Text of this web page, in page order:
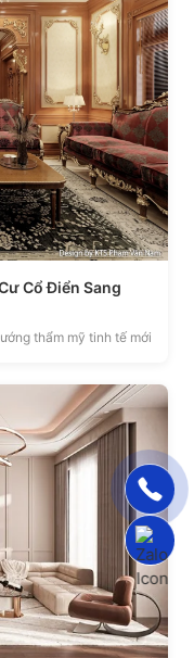
Cổ Điển Sang
thẩm mỹ tinh tế mới